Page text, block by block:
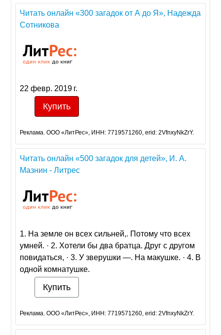
Читать онлайн «300 загадок от А до Я», Надежда
Сотникова
22 февр. 2019 г.
Купить
Реклама. ООО «ЛитРес», ИНН: 7719571260, erid: 2VfnxyNkZrY.
Читать онлайн «500 загадок для детей», И. А.
Мазнин - Литрес
1. На земле он всех сильней,. Потому что всех
умней. · 2. Хотели бы два братца. Друг с другом
повидаться, · 3. У зверушки —. На макушке. · 4. В
одной комнатушке.
Купить
Реклама. ООО «ЛитРес», ИНН: 7719571260, erid: 2VfnxyNkZrY.